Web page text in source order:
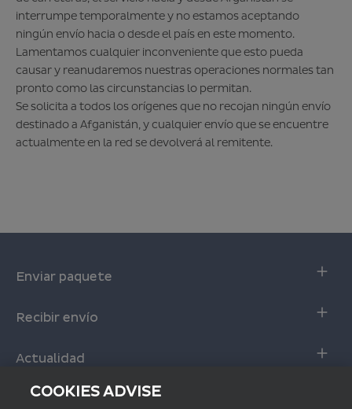
interrumpe temporalmente y no estamos aceptando
ningún envío hacia o desde el país en este momento.
Lamentamos cualquier inconveniente que esto pueda
causar y reanudaremos nuestras operaciones normales tan
pronto como las circunstancias lo permitan.
Se solicita a todos los orígenes que no recojan ningún envío
destinado a Afganistán, y cualquier envío que se encuentre
actualmente en la red se devolverá al remitente.
Enviar paquete
Envío online con descuento
Calculadora servicio SEUR 24
Recibir envío
Entrega interactiva
Recoger en tienda
Actualidad
Envío internacional
COOKIES ADVISE